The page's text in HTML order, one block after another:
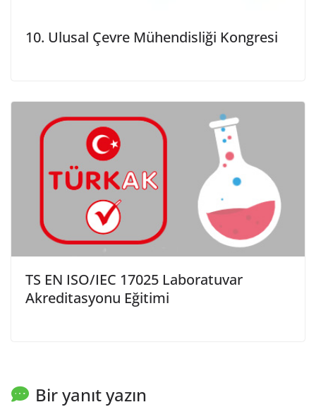
10. Ulusal Çevre Mühendisliği Kongresi
TS EN ISO/IEC 17025 Laboratuvar
Akreditasyonu Eğitimi
Bir yanıt yazın